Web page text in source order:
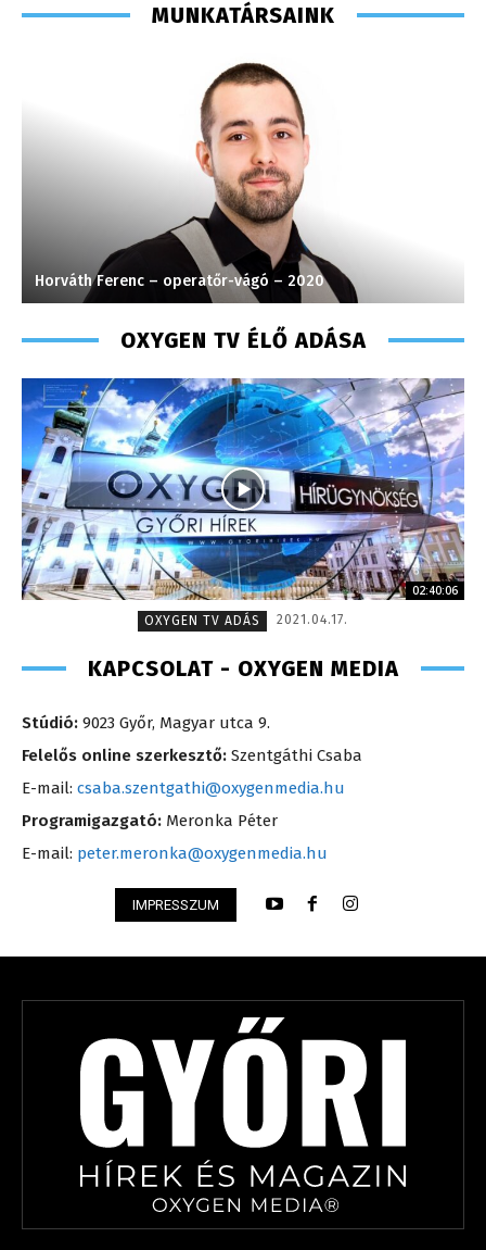
MUNKATÁRSAINK
Horváth Ferenc – operatőr-vágó – 2020
OXYGEN TV ÉLŐ ADÁSA
02:40:06
OXYGEN TV ADÁS
2021.04.17.
KAPCSOLAT - OXYGEN MEDIA
Stúdió: 9023 Győr, Magyar utca 9.
Felelős online szerkesztő: Szentgáthi Csaba
E-mail: csaba.szentgathi@oxygenmedia.hu
Programigazgató: Meronka Péter
E-mail: peter.meronka@oxygenmedia.hu
IMPRESSZUM